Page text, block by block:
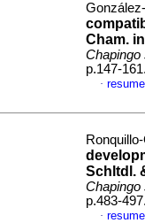
Cham.
Chapingo
p.147-
·
Schltdl.
Chapingo
p.483-
·